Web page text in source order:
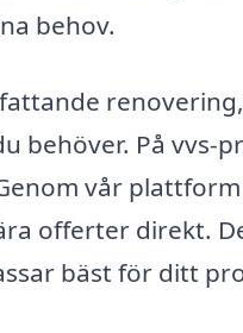
behov.
behöver. På vvs-
vår
offerter direkt.
bäst för ditt